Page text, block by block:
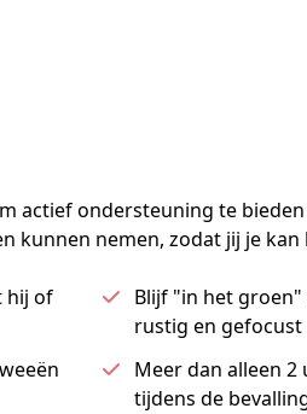
ondersteuning te
kunnen nemen, zodat jij je
hij of
Blijf "in het groen"
rustig en
Meer dan alleen
tijdens de